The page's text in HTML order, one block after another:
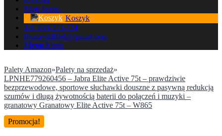
Moje konto
Koszyk
Tel. 609-311-734
fhudawidfilek@gmail.com
Menu Menu
Palety Amazon»Palety na sprzedaż»
LPNHE779260456 – Jabra Elite Active 75t – prawdziwie
bezprzewodowe, sportowe słuchawki douszne z pasywną redukcją
szumów i długą żywotnością baterii do połączeń i muzyki –
granatowy Granatowy Elite Active 75t – W865
Promocja!